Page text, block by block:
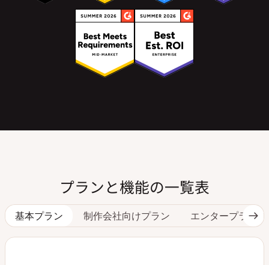
プランと機能の一覧表
基本プラン 制作会社向けプラン エンタープライ次
の
タ
ブ